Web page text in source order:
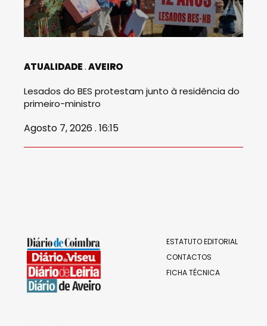
ATUALIDADE AVEIRO
Lesados do BES protestam junto à residência do
primeiro-ministro
Agosto 7, 2026 . 16:15
ESTATUTO EDITORIAL
CONTACTOS
FICHA TÉCNICA